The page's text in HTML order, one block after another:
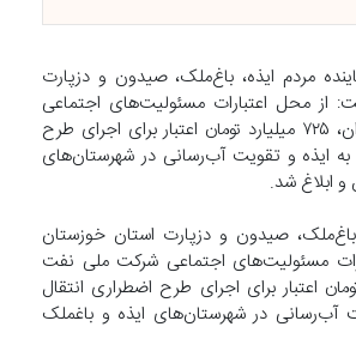
مردم ایذه، باغ‌ملک، صیدون و دزپارت
از محل اعتبارات مسئولیت‌های اجتماعی
شرکت ملی نفت ایران، ۷۲۵ میلیارد تومان اعتبار برای اجرای طرح
به ایذه و تقویت آب‌رسانی در شهرستان‌های
و ابلاغ شد.
باغ‌ملک، صیدون و دزپارت استان خوزستان
مسئولیت‌های اجتماعی شرکت ملی نفت
تومان اعتبار برای اجرای طرح اضطراری انتقال
آب‌رسانی در شهرستان‌های ایذه و باغملک